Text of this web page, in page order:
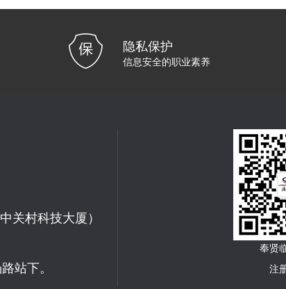
隐私保护
信息安全的职业素养
关村科技大厦）
站下。
奉贤
注